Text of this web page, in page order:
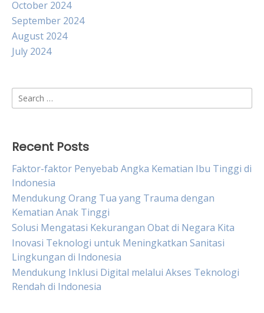
October 2024
September 2024
August 2024
July 2024
Search
for:
Recent Posts
Faktor-faktor Penyebab Angka Kematian Ibu Tinggi di
Indonesia
Mendukung Orang Tua yang Trauma dengan
Kematian Anak Tinggi
Solusi Mengatasi Kekurangan Obat di Negara Kita
Inovasi Teknologi untuk Meningkatkan Sanitasi
Lingkungan di Indonesia
Mendukung Inklusi Digital melalui Akses Teknologi
Rendah di Indonesia